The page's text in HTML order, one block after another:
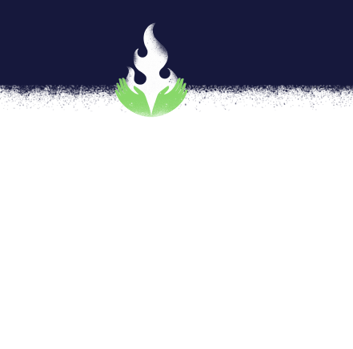
Cuadrilla Violeta,
por Daphne Beltran|Oct 17, 2018|
[vc_row type=»in_container»